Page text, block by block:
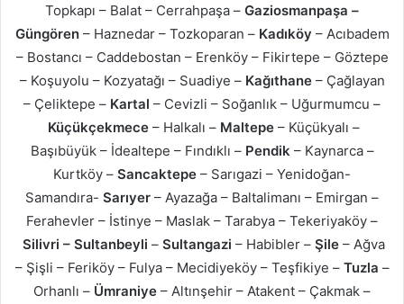
Topkapı – Balat – Cerrahpaşa – Gaziosmanpaşa –
Güngören– Haznedar – Tozkoparan – Kadıköy – Acıbadem
– Bostancı – Caddebostan – Erenköy – Fikirtepe – Göztepe
– Koşuyolu – Kozyatağı – Suadiye – Kağıthane– Çağlayan
– Çeliktepe – Kartal – Cevizli – Soğanlık – Uğurmumcu –
Küçükçekmece – Halkalı – Maltepe – Küçükyalı –
Başıbüyük – İdealtepe – Fındıklı – Pendik – Kaynarca –
Kurtköy – Sancaktepe – Sarıgazi – Yenidoğan-
Samandıra- Sarıyer – Ayazağa – Baltalimanı – Emirgan –
Ferahevler – İstinye – Maslak – Tarabya – Tekeriyaköy –
Silivri – Sultanbeyli – Sultangazi – Habibler – Şile – Ağva
– Şişli – Feriköy – Fulya – Mecidiyeköy – Teşfikiye – Tuzla –
Orhanlı – Ümraniye – Altınşehir – Atakent – Çakmak –